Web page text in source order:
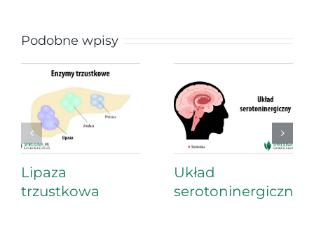
Podobne wpisy
Lipaza
trzustkowa
Układ
serotoninergiczny